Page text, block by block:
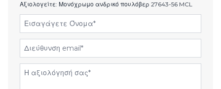
Αξιολογείτε: Μονόχρωμο ανδρικό πουλόβερ 27643-56 MCL
Εισαγάγετε Όνομα
Διεύθυνση email
Αξιολόγηση